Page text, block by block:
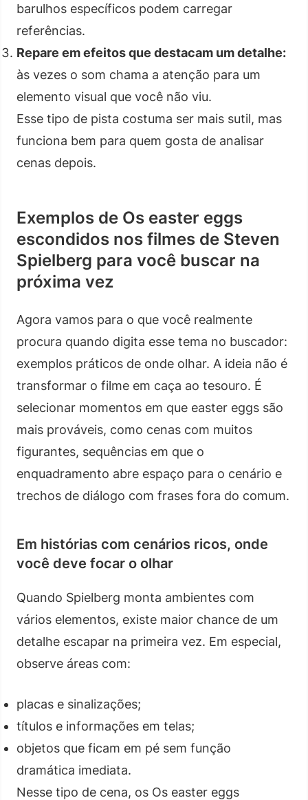
barulhos específicos podem carregar
referências.
Repare em efeitos que destacam um detalhe:
às vezes o som chama a atenção para um
elemento visual que você não viu.
Esse tipo de pista costuma ser mais sutil, mas
funciona bem para quem gosta de analisar
cenas depois.
Exemplos de Os easter eggs
escondidos nos filmes de Steven
Spielberg para você buscar na
próxima vez
Agora vamos para o que você realmente
procura quando digita esse tema no buscador:
exemplos práticos de onde olhar. A ideia não é
transformar o filme em caça ao tesouro. É
selecionar momentos em que easter eggs são
mais prováveis, como cenas com muitos
figurantes, sequências em que o
enquadramento abre espaço para o cenário e
trechos de diálogo com frases fora do comum.
Em histórias com cenários ricos, onde
você deve focar o olhar
Quando Spielberg monta ambientes com
vários elementos, existe maior chance de um
detalhe escapar na primeira vez. Em especial,
observe áreas com:
placas e sinalizações;
títulos e informações em telas;
objetos que ficam em pé sem função
dramática imediata.
Nesse tipo de cena, os Os easter eggs